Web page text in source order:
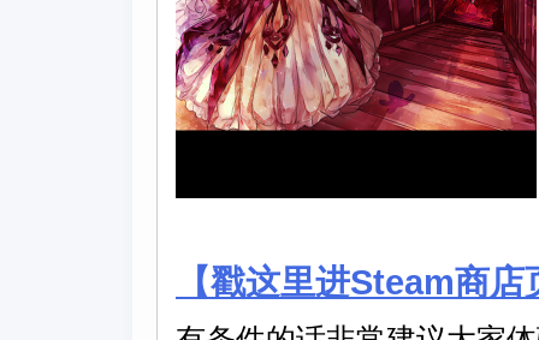
【戳这里进Steam商店